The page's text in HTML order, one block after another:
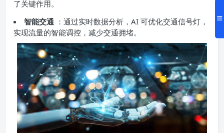
了关键作用。
智能交通 ：通过实时数据分析，AI 可优化交通信号灯，
实现流量的智能调控，减少交通拥堵。